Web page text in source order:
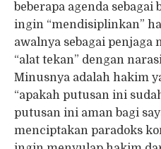
beberapa agenda sebagai
ingin “mendisiplinkan”
awalnya sebagai penjaga
“alat tekan” dengan
Minusnya adalah hakim
“apakah putusan ini
putusan ini aman bagi
menciptakan paradoks